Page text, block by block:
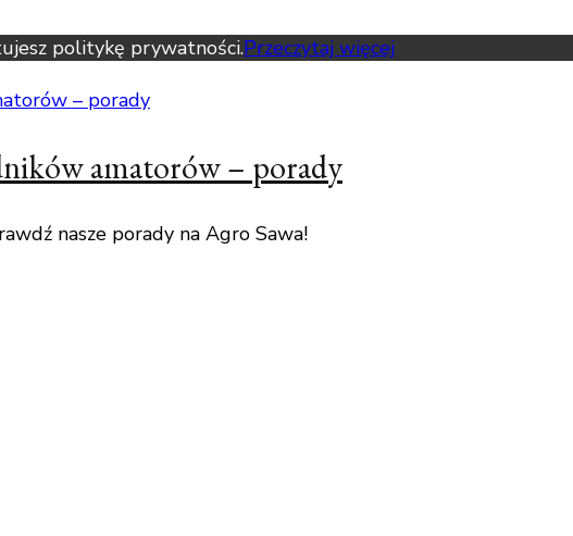
politykę prywatności.Przeczytaj więcej
amatorów – porady
nasze porady na Agro Sawa!